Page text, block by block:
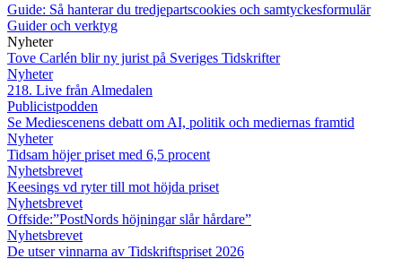
Guide: Så hanterar du tredjepartscookies och samtyckesformulär
Guider och verktyg
Nyheter
Tove Carlén blir ny jurist på Sveriges Tidskrifter
Nyheter
218. Live från Almedalen
Publicistpodden
Se Mediescenens debatt om AI, politik och mediernas framtid
Nyheter
Tidsam höjer priset med 6,5 procent
Nyhetsbrevet
Keesings vd ryter till mot höjda priset
Nyhetsbrevet
Offside:”PostNords höjningar slår hårdare”
Nyhetsbrevet
De utser vinnarna av Tidskriftspriset 2026